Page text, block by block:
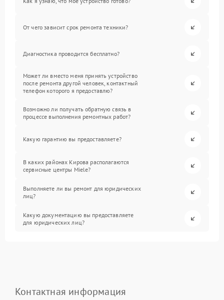
От чего зависит срок ремонта техники?
Диагностика проводится бесплатно?
Может ли вместо меня принять устройство
после ремонта другой человек, контактный
телефон которого я предоставлю?
Возможно ли получать обратную связь в
процессе выполнения ремонтных работ?
Какую гарантию вы предоставляете?
В каких районах Кирова располагаются
сервисные центры Miele?
Выполняете ли вы ремонт для юридических
лиц?
Какую документацию вы предоставляете
для юридических лиц?
Контактная информация